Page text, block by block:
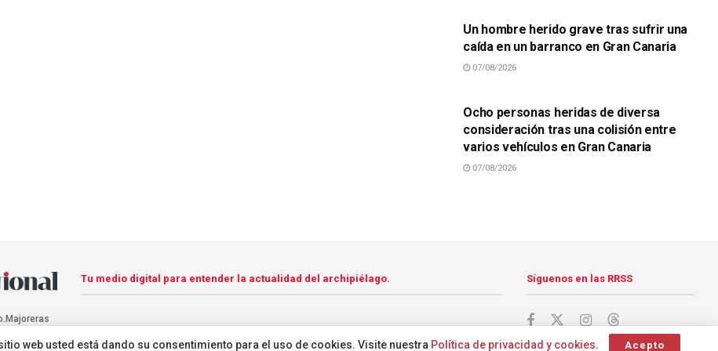
Un hombre herido grave tras sufrir una
caída en un barranco en Gran Canaria
07/08/2026
Ocho personas heridas de diversa
consideración tras una colisión entre
varios vehículos en Gran Canaria
07/08/2026
Tu medio digital para entender la actualidad del archipiélago. Síguenos en las RRSS
web usted está dando su consentimiento para el uso de cookies. Visite nuestra Política de privacidad y cookies. Acepto